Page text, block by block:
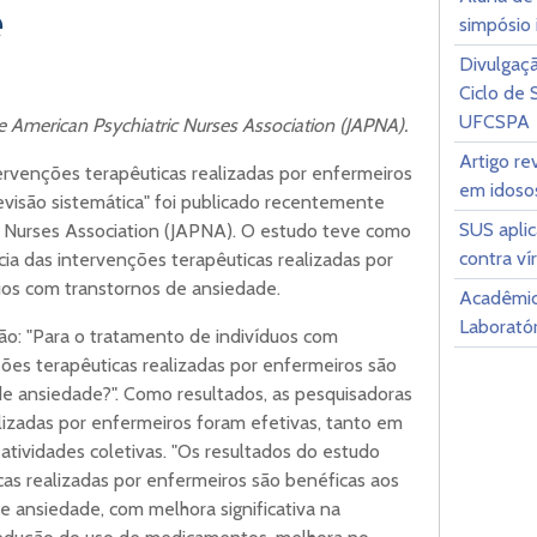
Psychiatric Nurses Association (JAPNA).
terapêuticas realizadas por enfermeiros
sistemática" foi publicado recentemente
Association (JAPNA). O estudo teve como
das intervenções terapêuticas realizadas por
com transtornos de ansiedade.
"Para o tratamento de indivíduos com
terapêuticas realizadas por enfermeiros são
ansiedade?". Como resultados, as pesquisadoras
por enfermeiros foram efetivas, tanto em
coletivas. "Os resultados do estudo
realizadas por enfermeiros são benéficas aos
com melhora significativa na
Ciclo de
UFCSPA
Artigo
em
SUS
contra